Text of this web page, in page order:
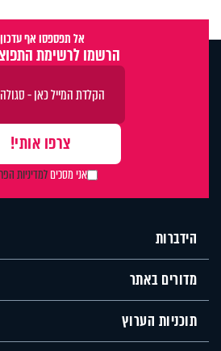
אל תפספסו אף
הרשמו לרשימת
אני מסכיםלמדיניות
הידברות
מדורים באתר
תוכניות הערוץ